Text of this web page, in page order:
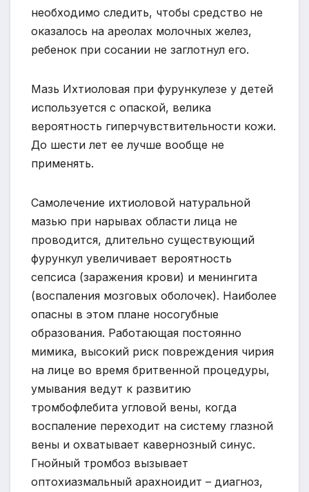
необходимо следить, чтобы средство не
оказалось на ареолах молочных желез,
ребенок при сосании не заглотнул его.
Мазь Ихтиоловая при фурункулезе у детей
используется с опаской, велика
вероятность гиперчувствительности кожи.
До шести лет ее лучше вообще не
применять.
Самолечение ихтиоловой натуральной
мазью при нарывах области лица не
проводится, длительно существующий
фурункул увеличивает вероятность
сепсиса (заражения крови) и менингита
(воспаления мозговых оболочек). Наиболее
опасны в этом плане носогубные
образования. Работающая постоянно
мимика, высокий риск повреждения чирия
на лице во время бритвенной процедуры,
умывания ведут к развитию
тромбофлебита угловой вены, когда
воспаление переходит на систему глазной
вены и охватывает кавернозный синус.
Гнойный тромбоз вызывает
оптохиазмальный арахноидит – диагноз,